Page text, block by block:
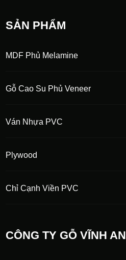
SẢN PHẨM
MDF Phủ Melamine
Gỗ Cao Su Phủ Veneer
Ván Nhựa PVC
Plywood
Chỉ Cạnh Viền PVC
CÔNG TY GỖ VĨNH AN